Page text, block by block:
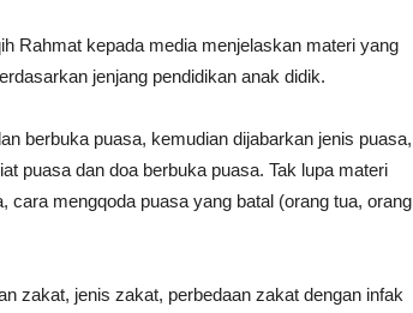
Rahmat kepada media menjelaskan materi yang
jenjang pendidikan anak didik.
berbuka puasa, kemudian dijabarkan jenis puasa,
puasa dan doa berbuka puasa. Tak lupa materi
cara mengqoda puasa yang batal (orang tua, orang
zakat, jenis zakat, perbedaan zakat dengan infak